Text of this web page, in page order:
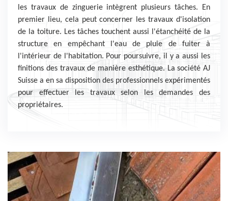
les travaux de zinguerie intègrent plusieurs tâches. En
premier lieu, cela peut concerner les travaux d'isolation
de la toiture. Les tâches touchent aussi l'étanchéité de la
structure en empêchant l'eau de pluie de fuiter à
l'intérieur de l'habitation. Pour poursuivre, il y a aussi les
finitions des travaux de manière esthétique. La société AJ
Suisse a en sa disposition des professionnels expérimentés
pour effectuer les travaux selon les demandes des
propriétaires.